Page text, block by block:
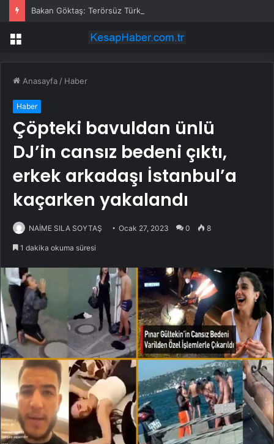
Bakan Göktaş: Terörsüz Türkiye tarihi bir adımdır
Menü
Anasayfa / Haber
Haber
Çöpteki bavuldan ünlü
DJ’in cansız bedeni çıktı,
erkek arkadaşı İstanbul’a
kaçarken yakalandı
NAİME SILA SOYTAŞ Ocak 27, 2023 0 8
1 dakika okuma süresi